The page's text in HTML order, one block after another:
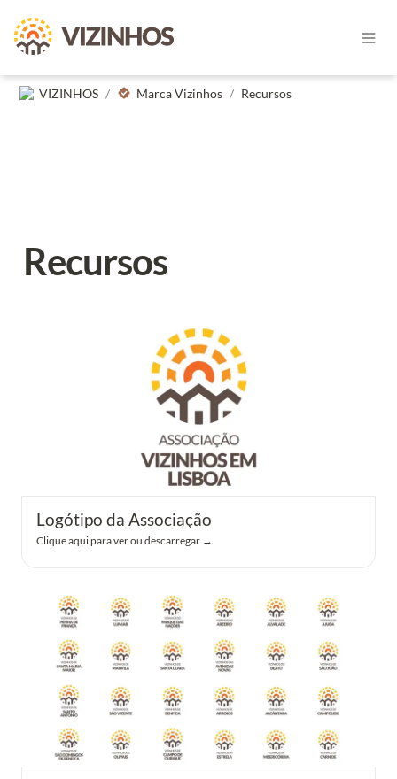
VIZINHOS / Marca Vizinhos / Recursos
Recursos
Logótipo da Associação
Clique aqui para ver ou descarregar →
Logótipos dos Núcleos Locais